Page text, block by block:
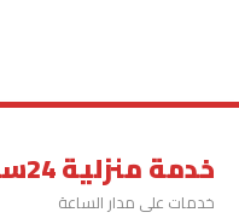
خدمة منزلية 24ساعة
خدمات على مدار الساعة